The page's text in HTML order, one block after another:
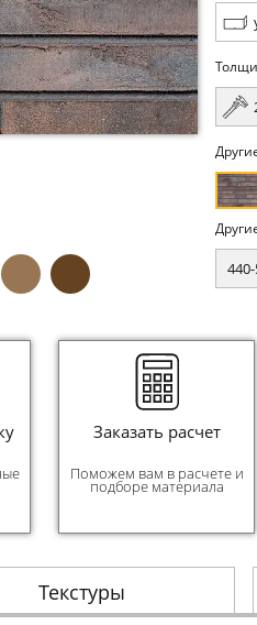
Заказать расчет
Поможем вам в расчете и
подборе материала
Текстуры